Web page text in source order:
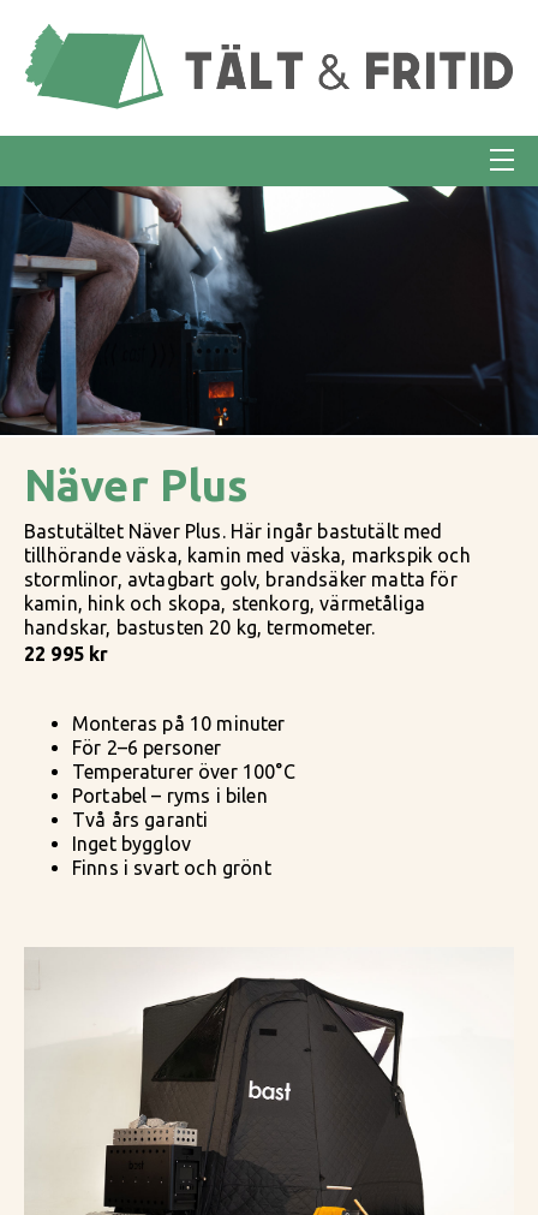
Näver Plus
Bastutältet Näver Plus. Här ingår bastutält med
tillhörande väska, kamin med väska, markspik och
stormlinor, avtagbart golv, brandsäker matta för
kamin, hink och skopa, stenkorg, värmetåliga
handskar, bastusten 20 kg, termometer.
22 995 kr
Monteras på 10 minuter
För 2–6 personer
Temperaturer över 100°C
Portabel – ryms i bilen
Två års garanti
Inget bygglov
Finns i svart och grönt